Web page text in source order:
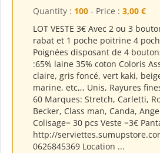
Quantity : 100 - Price : 3,00 €
LOT VESTE 3€ Avec 2 ou 3
rabat et 1 poche poitrine 4
Poignées disposant de 4
:65% laine 35% coton Coloris
claire, gris foncé, vert kaki,
marine, etc,,, Unis, Rayures
60 Marques: Stretch, Carletti,
Becker, Class man, Canda,
Colisage= 30 pcs Veste =3€
http://
0626845369 Location ...